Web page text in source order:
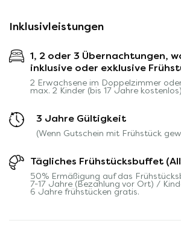
Inklusivleistungen
1, 2 oder 3 Übernachtungen,
inklusive oder exklusive
2 Erwachsene im Doppelzimmer
max. 2 Kinder (bis 17 Jahre
3 Jahre Gültigkeit
(Wenn Gutschein mit Frühstück
Tägliches Frühstücksbuffet
50% Ermäßigung auf das
7-17 Jahre (Bezahlung vor Ort) /
6 Jahre frühstücken gratis.